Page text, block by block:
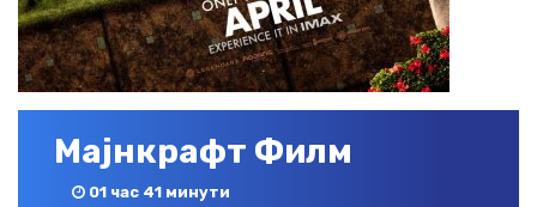
Мајнкрафт Филм
01 час 41 минути